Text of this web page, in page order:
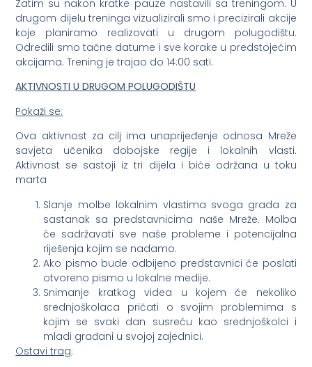
Zatim su nakon kratke pauze nastavili sa treningom. U
drugom dijelu treninga vizualizirali smo i precizirali akcije
koje planiramo realizovati u drugom polugodištu.
Odredili smo tačne datume i sve korake u predstojećim
akcijama. Trening je trajao do 14:00 sati.
AKTIVNOSTI U DRUGOM POLUGODIŠTU
Pokaži se:
Ova aktivnost za cilj ima unaprijeđenje odnosa Mreže
savjeta učenika dobojske regije i lokalnih vlasti.
Aktivnost se sastoji iz tri dijela i biće održana u toku
marta
Slanje molbe lokalnim vlastima svoga grada za
sastanak sa predstavnicima naše Mreže. Molba
će sadržavati sve naše probleme i potencijalna
riješenja kojim se nadamo.
Ako pismo bude odbijeno predstavnici će poslati
otvoreno pismo u lokalne medije.
Snimanje kratkog videa u kojem će nekoliko
srednjoškolaca pričati o svojim problemima s
kojim se svaki dan susreću kao srednjoškolci i
mladi građani u svojoj zajednici.
Ostavi trag: